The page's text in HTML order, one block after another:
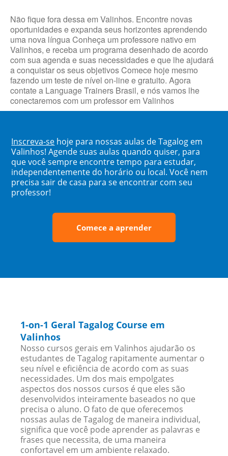
Não fique fora dessa em Valinhos. Encontre novas
oportunidades e expanda seus horizontes aprendendo
uma nova língua Conheça um professore nativo em
Valinhos, e receba um programa desenhado de acordo
com sua agenda e suas necessidades e que lhe ajudará
a conquistar os seus objetivos Comece hoje mesmo
fazendo um teste de nível on-line e gratuito. Agora
contate a Language Trainers Brasil, e nós vamos lhe
conectaremos com um professor em Valinhos
Inscreva-se hoje para nossas aulas de Tagalog em
Valinhos! Agende suas aulas quando quiser, para
que você sempre encontre tempo para estudar,
independentemente do horário ou local. Você nem
precisa sair de casa para se encontrar com seu
professor!
Comece a aprender
1-on-1 Geral Tagalog Course em
Valinhos
Nosso cursos gerais em Valinhos ajudarão os
estudantes de Tagalog rapitamente aumentar o
seu nível e eficiência de acordo com as suas
necessidades. Um dos mais empolgates
aspectos dos nossos cursos é que eles são
desenvolvidos inteiramente baseados no que
precisa o aluno. O fato de que oferecemos
nossas aulas de Tagalog de maneira individual,
significa que você pode aprender as palavras e
frases que necessita, de uma maneira
confortavel em um ambiente relaxado.